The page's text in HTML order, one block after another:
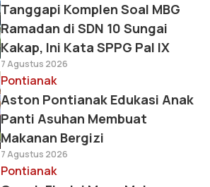
Tanggapi Komplen Soal MBG
Ramadan di SDN 10 Sungai
Kakap, Ini Kata SPPG Pal IX
7 Agustus 2026
Pontianak
Aston Pontianak Edukasi Anak
Panti Asuhan Membuat
Makanan Bergizi
7 Agustus 2026
Pontianak